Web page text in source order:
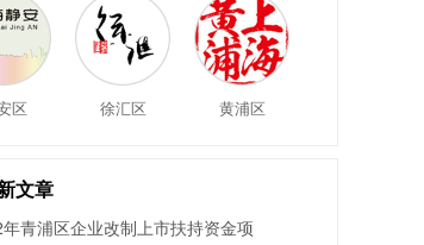
区 徐汇区 黄浦区
文章
年青浦区企业改制上市扶持资金项